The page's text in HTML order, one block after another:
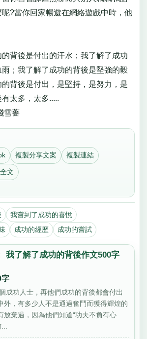
?當你回家暢遊在網絡遊戲中時，他
後是付出的汗水；我了解了成功
；我了解了成功的背後是堅強的毅
背後是付出，是堅持，是努力，是
太多，太多.....
雪薔
複製分享文案 複製連結
文
我嘗到了成功的喜悅
成功的經歷 成功的嘗試
我了解了成功的背後作文500字
字
成功人士，再他們成功的背後都會付出
外，有多少人不是通過奮鬥而獲得輝煌的
放棄過，因為他們知道“功夫不負有心
...